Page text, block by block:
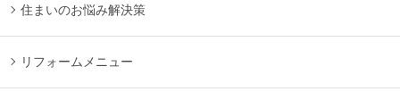
住まいのお悩み解決策
リフォームメニュー